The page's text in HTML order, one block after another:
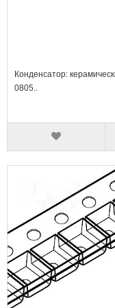
Конденсатор:
0805..